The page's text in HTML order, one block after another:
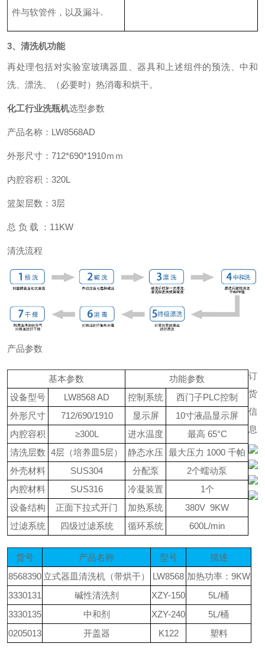
件与软管件，以及漏斗.
3、清洗机功能
再处理包括对实验室玻璃器皿、器具和上述组件的预洗、中和
洗、漂洗、（必要时）热消毒和烘干。
化工行业洗瓶机选型参数
产品名称： LW8568AD
外形尺寸： 712*690*1910ｍｍ
内腔容积： 320L
篮架层数： 3层
总 负 载 ： 11KW
清洗流程
产品参数
基本参数
功能参数
设备型号
LW8568 AD 控制系统 西门子PLC控制
外形尺寸
712/690/1910 显示屏
10寸液晶显示屏
内腔容积
≥300L 进水温度 最高 65°C
清洗层数 4层（培养皿5层） 静态水压 最大压力 1000 千帕
外壳材料
SUS304 分配泵
2个蠕动泵
内腔材料
SUS316 冷凝装置
1个
设备结构
正面下拉式开门 加热系统
380V 9KW
过滤系统
四级过滤系统 循环系统 600L/min
订
货
信
息
货号 产品名称 型号
描述
8568390 立式器皿清洗机（带烘干） LW8568 加热功率： 9KW
3330131
碱性清洗剂 XZY-150
5L/桶
3330135
中和剂 XZY-240
5L/桶
0205013
开盖器 K122 塑料